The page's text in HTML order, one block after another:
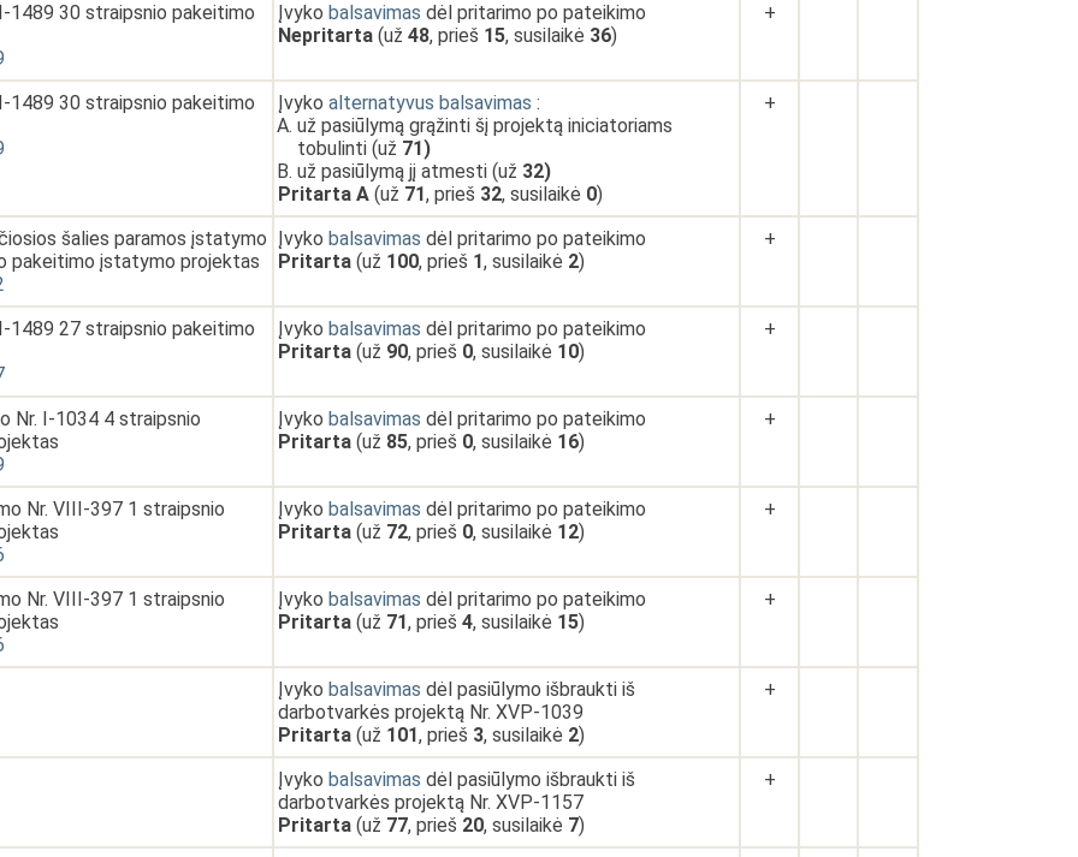
1489 30 straipsnio pakeitimo
Įvyko balsavimas dėl pritarimo po pateikimo
Nepritarta (už 48, prieš 15, susilaikė 36)
+
1489 30 straipsnio pakeitimo
Įvyko alternatyvus balsavimas :
už pasiūlymą grąžinti šį projektą iniciatoriams
tobulinti (už 71)
už pasiūlymą jį atmesti (už 32)
Pritarta A (už 71, prieš 32, susilaikė 0)
+
šalies paramos įstatymo
pakeitimo įstatymo projektas
Įvyko balsavimas dėl pritarimo po pateikimo
Pritarta (už 100, prieš 1, susilaikė 2)
+
1489 27 straipsnio pakeitimo
Įvyko balsavimas dėl pritarimo po pateikimo
Pritarta (už 90, prieš 0, susilaikė 10)
+
Nr. I-1034 4 straipsnio
Įvyko balsavimas dėl pritarimo po pateikimo
Pritarta (už 85, prieš 0, susilaikė 16)
+
Nr. VIII-397 1 straipsnio
Įvyko balsavimas dėl pritarimo po pateikimo
Pritarta (už 72, prieš 0, susilaikė 12)
+
Nr. VIII-397 1 straipsnio
Įvyko balsavimas dėl pritarimo po pateikimo
Pritarta (už 71, prieš 4, susilaikė 15)
+
Įvyko balsavimas dėl pasiūlymo išbraukti iš
darbotvarkės projektą Nr. XVP-1039
Pritarta (už 101, prieš 3, susilaikė 2)
+
Įvyko balsavimas dėl pasiūlymo išbraukti iš
darbotvarkės projektą Nr. XVP-1157
Pritarta (už 77, prieš 20, susilaikė 7)
+